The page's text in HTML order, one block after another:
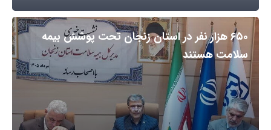
۶۵۰ هزار نفر در استان زنجان تحت پوشش بیمه
سلامت هستند